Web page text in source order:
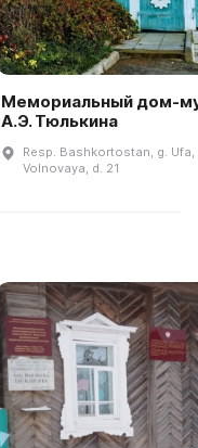
Мемориальный дом-
А.Э. Тюлькина
Resp. Bashkortostan, g. Ufa,
Volnovaya, d. 21